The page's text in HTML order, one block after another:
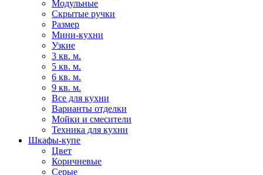
Модульные
Скрытые ручки
Размер
Мини-кухни
Узкие
3 кв. м.
5 кв. м.
6 кв. м.
9 кв. м.
Все для кухни
Варианты отделки
Мойки и смесители
Техника для кухни
Шкафы-купе
Цвет
Коричневые
Серые